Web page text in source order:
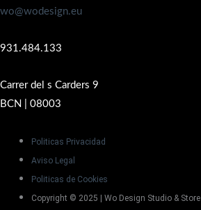
wo@wodesign.eu
931.484.133
Carrer del s Carders 9
BCN | 08003
Politicas Privacidad
Aviso Legal
Politicas de Cookies
Copyright © 2025 | Wo Design Studio & Store